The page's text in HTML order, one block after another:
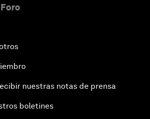
nuestras notas de prensa
boletines